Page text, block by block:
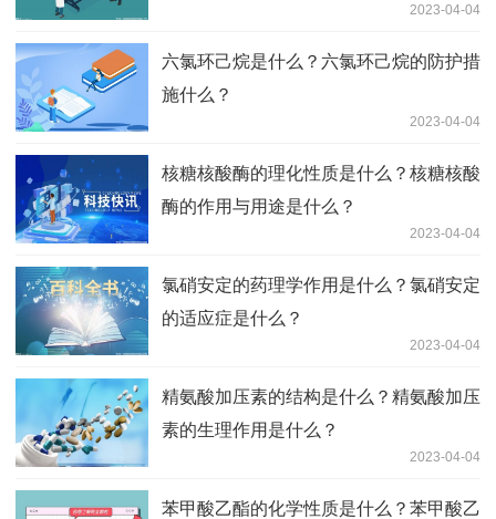
2023-04-04
六氯环己烷是什么？六氯环己烷的防护措
施什么？
2023-04-04
核糖核酸酶的理化性质是什么？核糖核酸
酶的作用与用途是什么？
2023-04-04
氯硝安定的药理学作用是什么？氯硝安定
的适应症是什么？
2023-04-04
精氨酸加压素的结构是什么？精氨酸加压
素的生理作用是什么？
2023-04-04
苯甲酸乙酯的化学性质是什么？苯甲酸乙